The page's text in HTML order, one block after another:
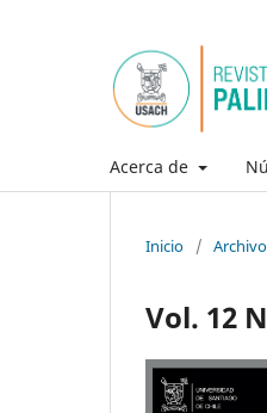
Acerca de
Inicio /
Vol. 12